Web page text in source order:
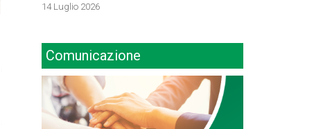
14 Luglio 2026
Comunicazione